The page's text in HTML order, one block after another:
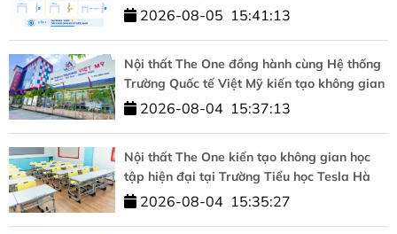
2026-08-05 15:41:13
Nội thất The One đồng hành cùng Hệ thống
Trường Quốc tế Việt Mỹ kiến tạo không gian
học tập chuẩn quốc tế
2026-08-04 15:37:13
Nội thất The One kiến tạo không gian học
tập hiện đại tại Trường Tiểu học Tesla Hà
Nội2026-08-04 15:35:27